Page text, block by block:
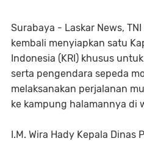
Surabaya - Laskar News,
kembali menyiapkan satu
Indonesia (KRI) khusus
serta pengendara sepeda
melaksanakan perjalanan
ke kampung halamannya di
I.M. Wira Hady Kepala Dinas